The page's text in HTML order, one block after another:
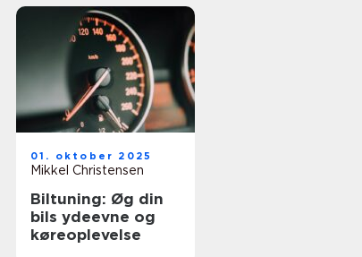
01. oktober 2025
Mikkel Christensen
Biltuning: Øg din
bils ydeevne og
køreoplevelse